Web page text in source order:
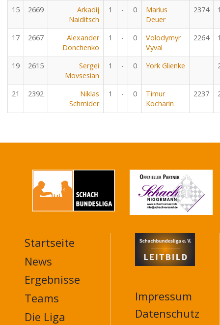
15 2669
Arkadij
Naiditsch
1 - 0
Marius
Deuer
2374
17 2667
Alexander
Donchenko
1 - 0
Volodymyr
Vyval
2264
19 2615
Sergei
Movsesian
1 - 0 York Glienke
21 2392
Niklas
Schmider
1 - 0
Timur
Kocharin
2237
MAIN
NAVIGATION
FOOTER
Startseite
News
Ergebnisse
Teams
Die Liga
Impressum
Datenschutz